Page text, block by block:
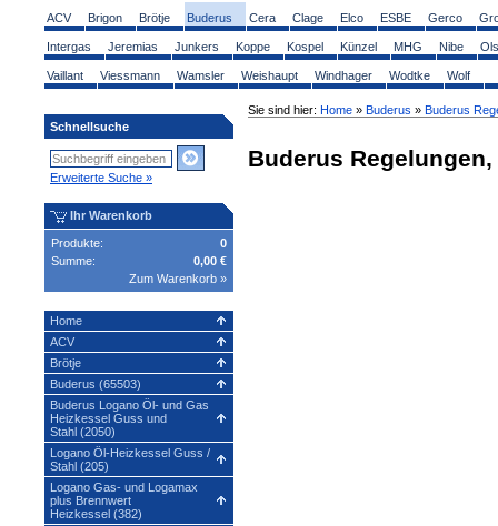
ACV Brigon Brötje Buderus Cera Clage Elco ESBE Gerco
Intergas Jeremias Junkers Koppe Kospel Künzel MHG Nibe
Vaillant Viessmann Wamsler Weishaupt Windhager Wodtke Wolf
Schnellsuche
Erweiterte Suche »
Ihr Warenkorb
Produkte:
0
Summe:
0,00 €
Zum Warenkorb »
Home
ACV
Brötje
Buderus (65503)
Buderus Logano Öl- und Gas
Heizkessel Guss und
Stahl (2050)
Logano Öl-Heizkessel Guss /
Stahl (205)
Logano Gas- und Logamax
plus Brennwert
Heizkessel (382)
Sie sind hier: Home » Buderus » Buderus
Buderus